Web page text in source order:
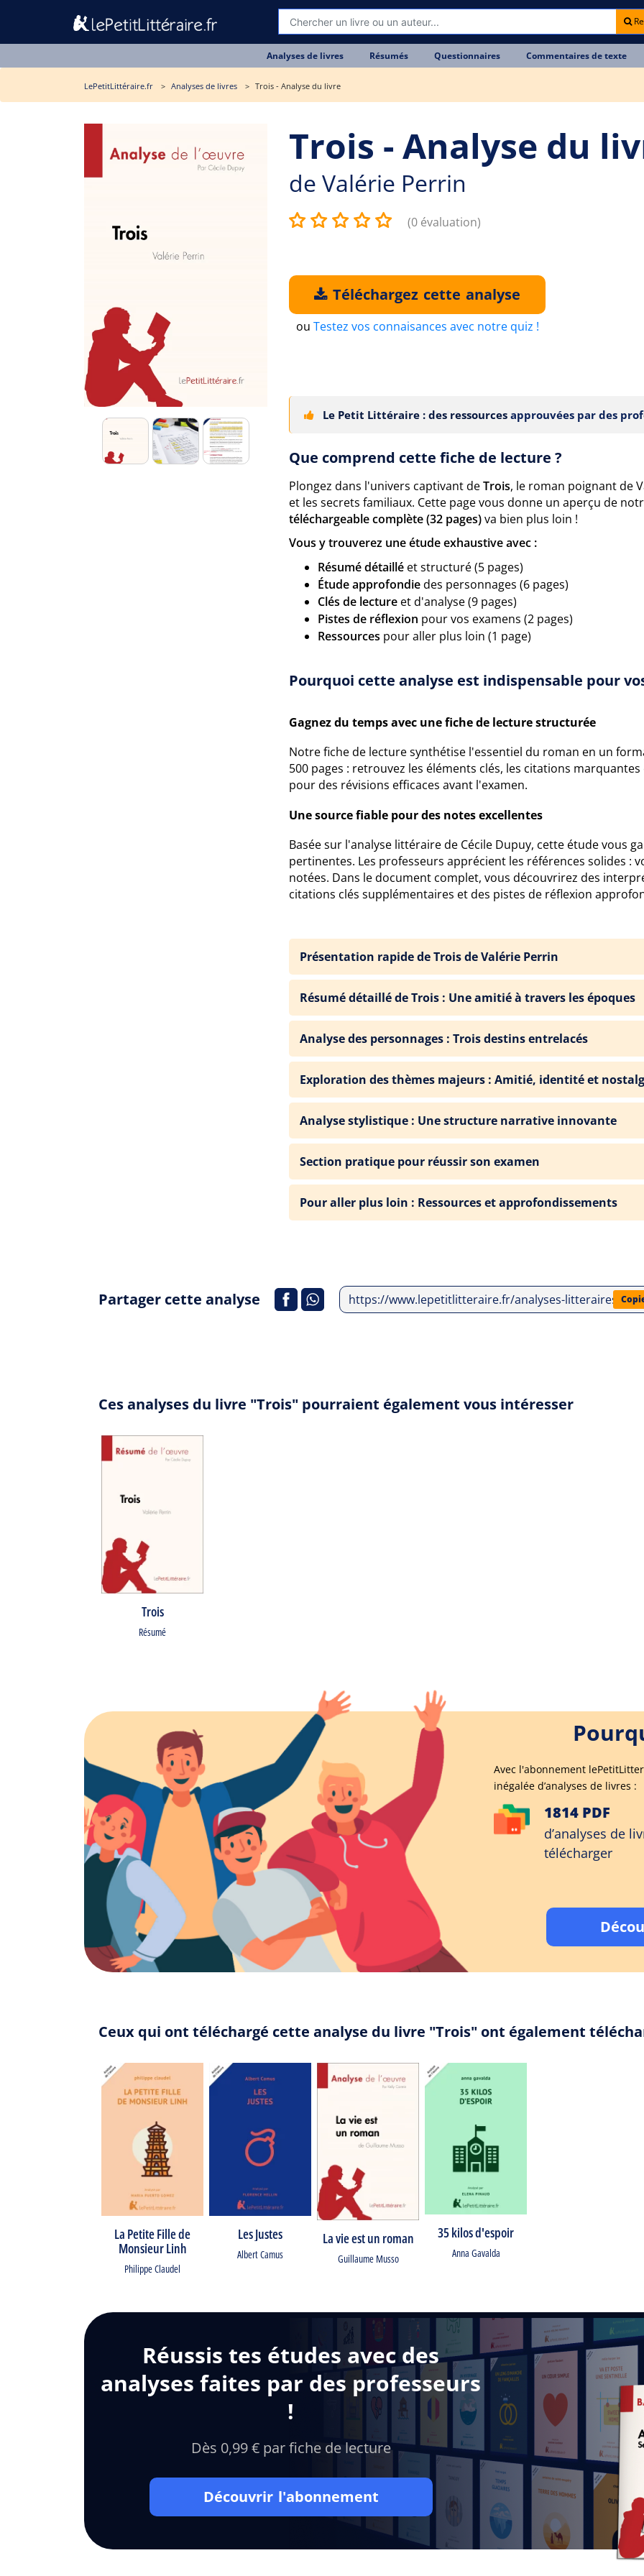
Analyses de livres Résumés Questionnaires Commentaires de texte
LePetitLittéraire.fr Analyses de livres Trois - Analyse du livre
Trois - Analyse du
de Valérie Perrin
(0 évaluation)
Téléchargez cette analyse
ou Testez vos connaisances avec notre quiz !
Le Petit Littéraire : des ressources approuvées par des
Que comprend cette fiche de lecture ?
Plongez dans l'univers captivant deTrois, le roman poignant de
et les secrets familiaux. Cette page vous donne un aperçu de
téléchargeable complète (32 pages)va bien plus loin !
Vous y trouverez une étude exhaustive avec :
Résumé détaillé et structuré (5 pages)
Étude approfondiedes personnages (6 pages)
Clés de lecture et d'analyse (9 pages)
Pistes de réflexion pour vos examens (2 pages)
Ressources pour aller plus loin (1 page)
Pourquoi cette analyse est indispensable pour
Gagnez du temps avec une fiche de lecture structurée
Notre fiche de lecture synthétise l'essentiel du roman en un
500 pages : retrouvez les éléments clés, les citations
pour des révisions efficaces avant l'examen.
Une source fiable pour des notes excellentes
Basée sur l'analyse littéraire de Cécile Dupuy, cette étude vous
pertinentes. Les professeurs apprécient les références solides :
notées. Dans le document complet, vous découvrirez des
citations clés supplémentaires et des pistes de réflexion
Présentation rapide de Trois de Valérie Perrin
Résumé détaillé de Trois : Une amitié à travers les époques
Analyse des personnages : Trois destins entrelacés
Exploration des thèmes majeurs : Amitié, identité et
Analyse stylistique : Une structure narrative innovante
Section pratique pour réussir son examen
Pour aller plus loin : Ressources et approfondissements
Partager cette analyse https://www.lepetitlitteraire.fr/analyses-litteraires/
Ces analyses du livre "Trois" pourraient également vous intéresser
Trois
Résumé
Avec l'abonnement
inégalée d’analyses de livres :
1814 PDF
d’analyses de
télécharger
Ceux qui ont téléchargé cette analyse du livre "Trois" ont également
La Petite Fille de
Monsieur Linh
Philippe Claudel
Les Justes
Albert Camus
La vie est un roman
Guillaume Musso
35 kilos d'espoir
Anna Gavalda
Réussis tes études avec des
analyses faites par des professeurs
!
Dès 0,99 € par fiche de lecture
Découvrir l'abonnement